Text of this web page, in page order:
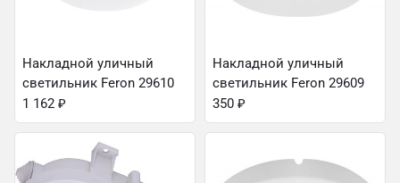
Накладной уличный
светильник Feron 29610
1 162 ₽
Накладной уличный
светильник Feron 29609
350 ₽